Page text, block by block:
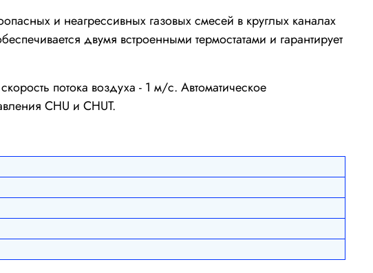
и неагрессивных газовых смесей в круглых каналах
двумя встроенными термостатами и гарантирует
потока воздуха - 1 м/с. Автоматическое
CHU и CHUT.